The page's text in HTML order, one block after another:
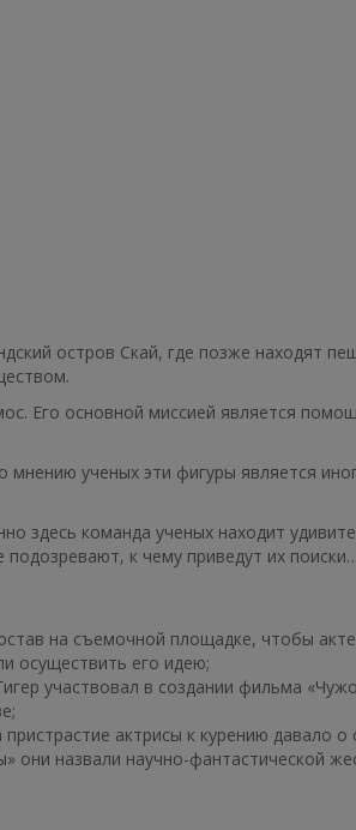
остров Скай, где позже находят
Его основной миссией является
ученых эти фигуры является
здесь команда ученых находит
к чему приведут их
на съемочной площадке, чтобы
осуществить его идею;
участвовал в создании фильма
актрисы к курению давало о
назвали научно-фантастической